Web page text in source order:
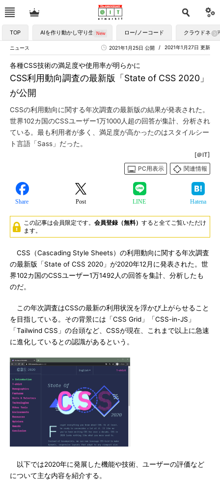
TOP AIを作り動かし守り生かす ロー/ノーコード クラウドネイ
ニュース 2021年1月27日 更新
2021年1月25日 公開
CSS利用動向調査の最新版「State of CSS 2020」
が公開
各種CSS技術の満足度や使用率が明らかに
CSSの利用動向に関する年次調査の最新版の結果が発表された。
世界102カ国のCSSユーザー1万1000人超の回答が集計、分析され
ている。最も利用者が多く、満足度が高かったのはスタイルシー
ト言語「Sass」だった。
[＠IT]
PC用表示
関連情報
Share Post LINE Hatena
この記事は会員限定です。 会員登録（無料） すると全てご覧いただけ
ます。
CSS（Cascading Style Sheets）の利用動向に関する年次調査
の最新版「State of CSS 2020」が2020年12月に発表された。世
界102カ国のCSSユーザー1万1492人の回答を集計、分析したも
のだ。
この年次調査はCSSの最新の利用状況を浮かび上がらせること
を目指している。その背景には「CSS Grid」「CSS-in-JS」
「Tailwind CSS」の台頭など、CSSが現在、これまで以上に急速
に進化しているとの認識があるという。
以下では2020年に発展した機能や技術、ユーザーの評価など
について主な内容を紹介する。